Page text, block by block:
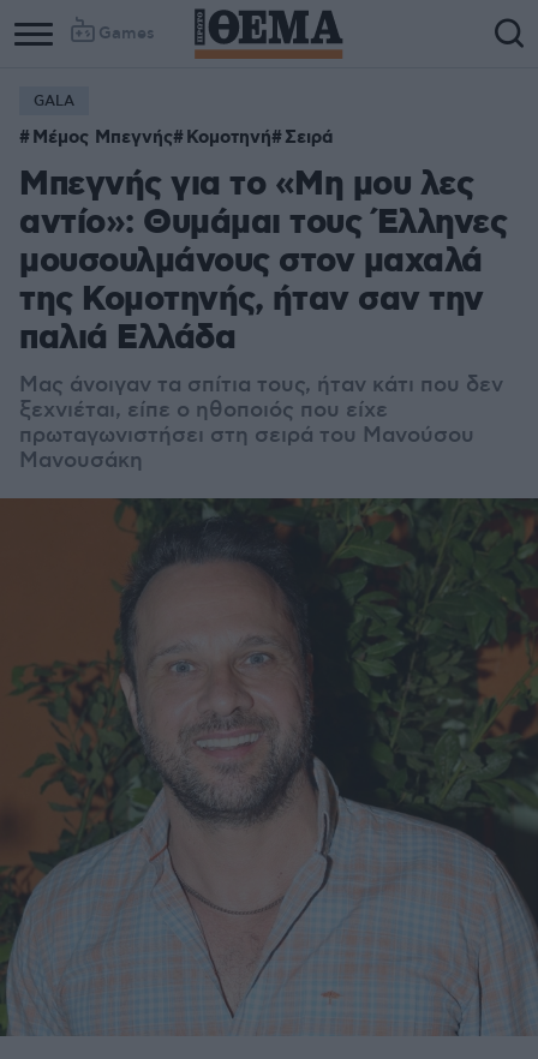
Games
Column
1
Column
2
GALA
Μέμος Μπεγνής Κομοτηνή Σειρά
Μπεγνής για το «Μη μου λες
αντίο»: Θυμάμαι τους Έλληνες
μουσουλμάνους στον μαχαλά
της Κομοτηνής, ήταν σαν την
παλιά Ελλάδα
Μας άνοιγαν τα σπίτια τους, ήταν κάτι που δεν
ξεχνιέται, είπε ο ηθοποιός που είχε
πρωταγωνιστήσει στη σειρά του Μανούσου
Μανουσάκη